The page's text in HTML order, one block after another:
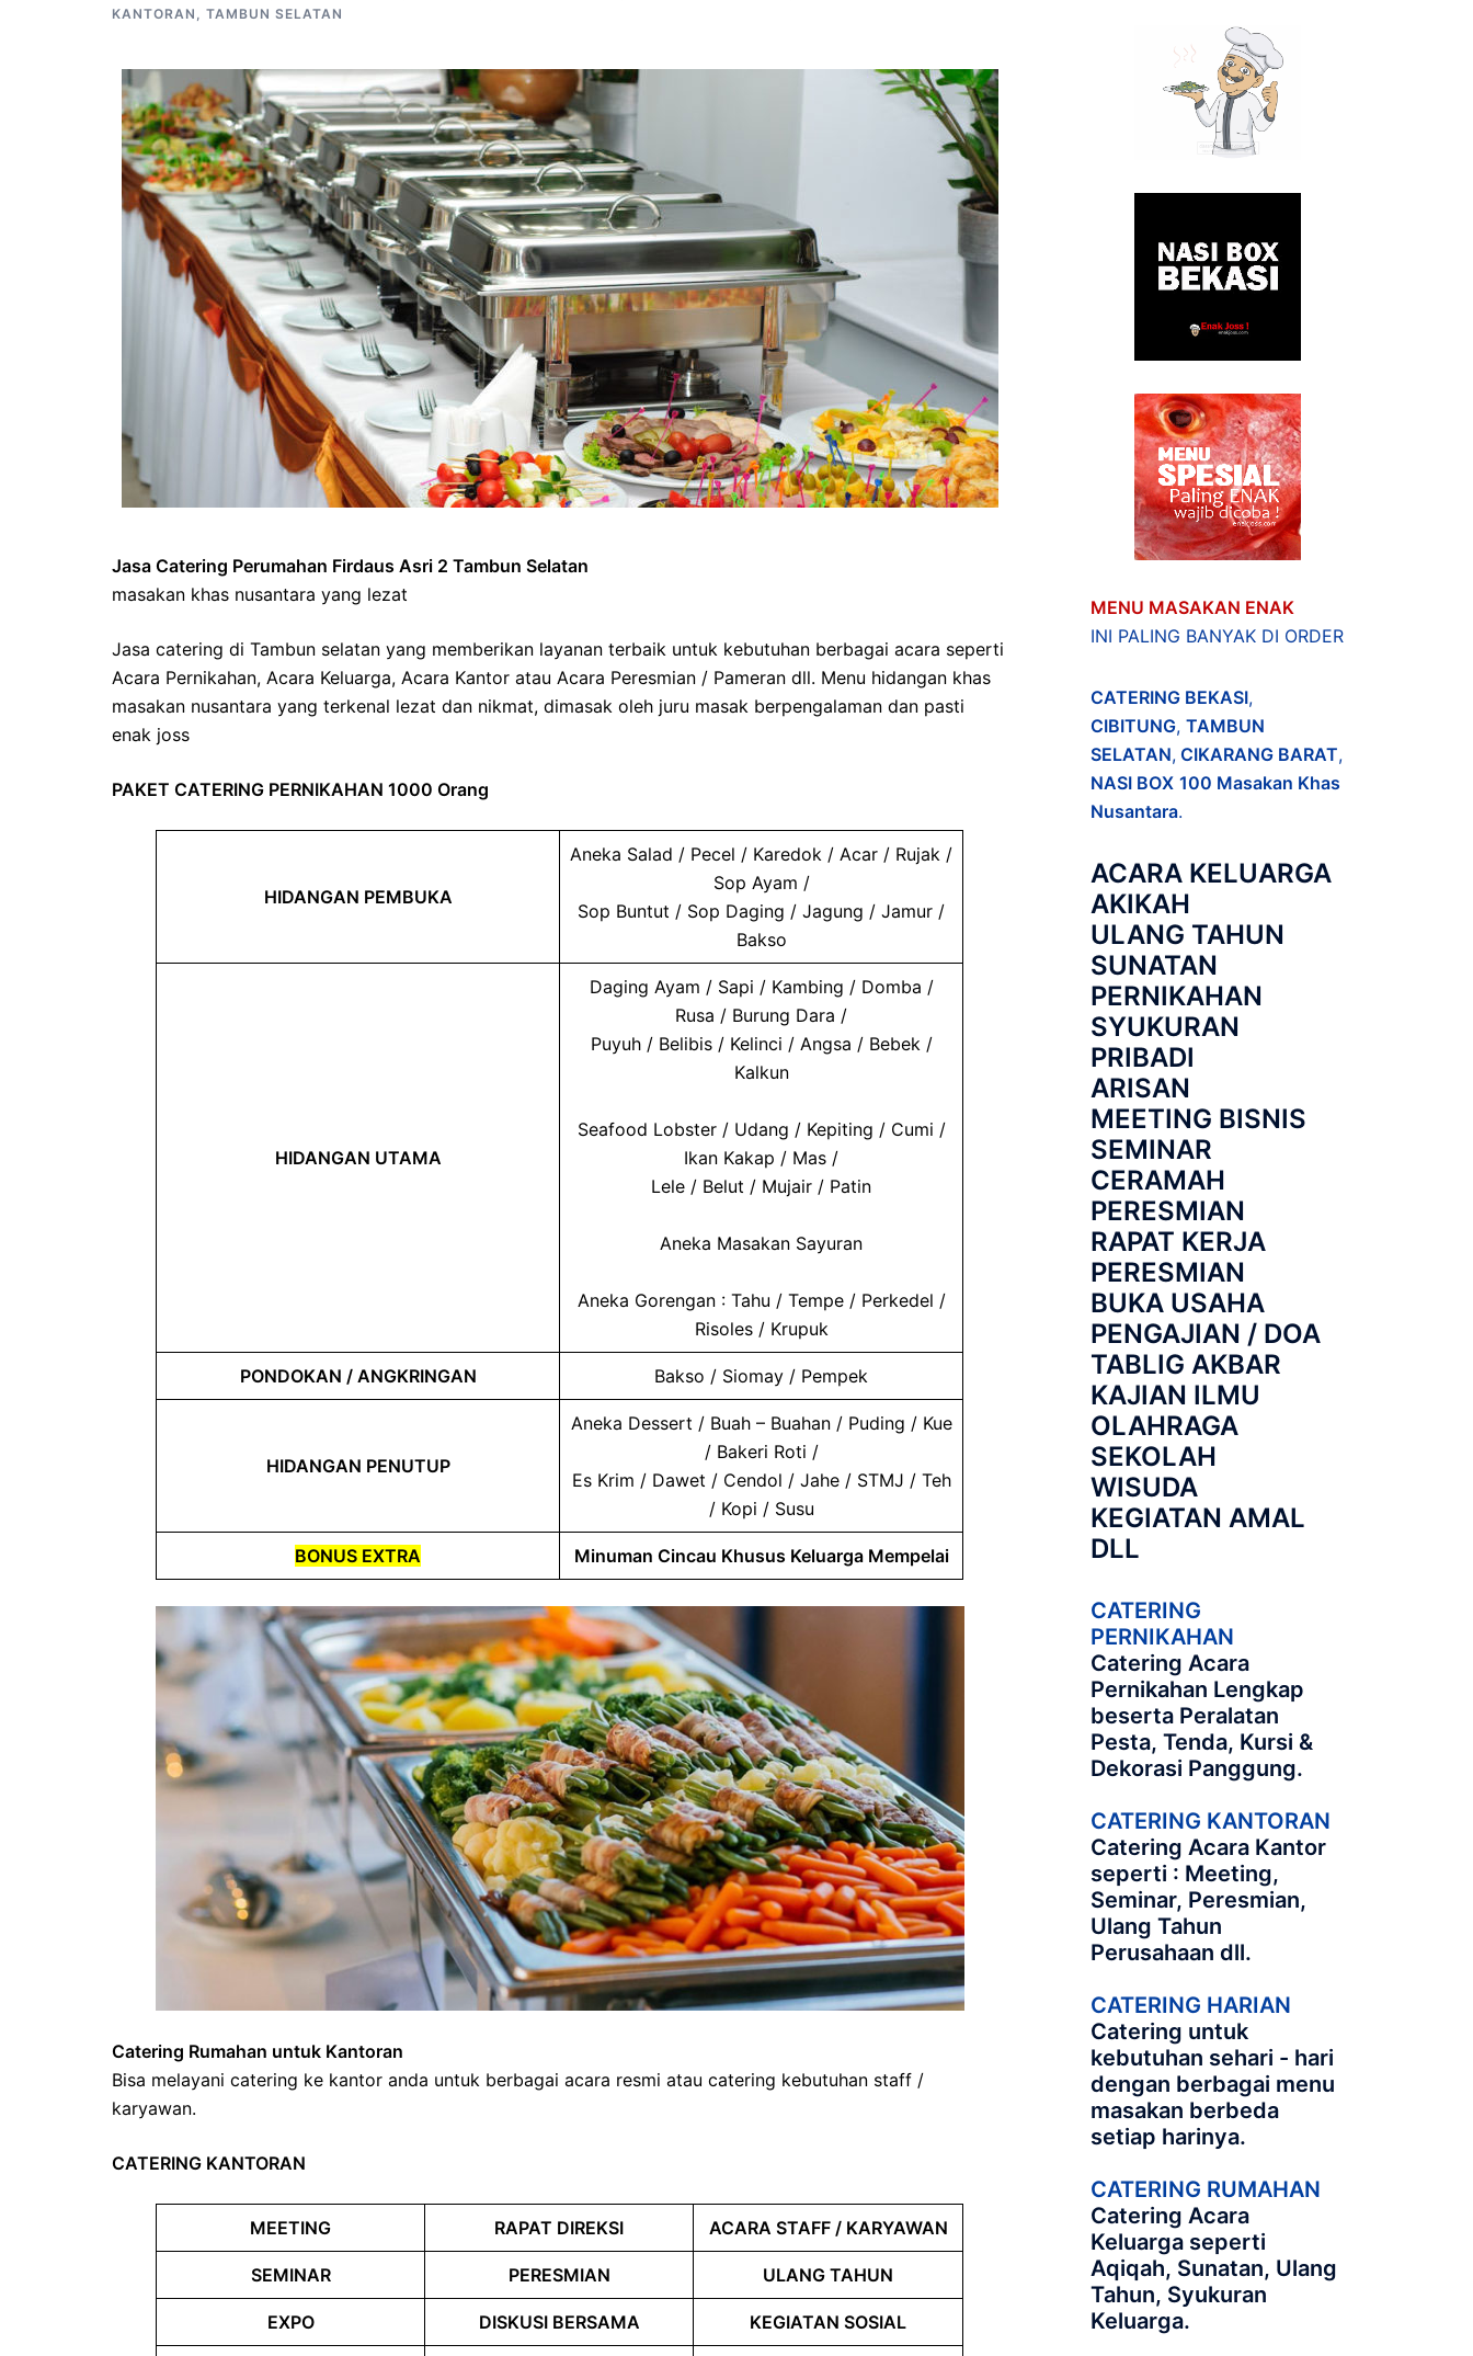
KANTORAN
TAMBUN SELATAN
Jasa Catering Perumahan Firdaus Asri 2 Tambun Selatan
masakan khas nusantara yang lezat
Jasa catering di Tambun selatan yang memberikan layanan terbaik untuk kebutuhan berbagai acara seperti
Acara Pernikahan, Acara Keluarga, Acara Kantor atau Acara Peresmian / Pameran dll. Menu hidangan khas
masakan nusantara yang terkenal lezat dan nikmat, dimasak oleh juru masak berpengalaman dan pasti
enak joss
PAKET CATERING PERNIKAHAN 1000 Orang
HIDANGAN PEMBUKA
Aneka Salad / Pecel / Karedok / Acar / Rujak /
Sop Ayam /
Sop Buntut / Sop Daging / Jagung / Jamur /
Bakso
HIDANGAN UTAMA
Daging Ayam / Sapi / Kambing / Domba /
Rusa / Burung Dara /
Puyuh / Belibis / Kelinci / Angsa / Bebek /
Kalkun
Seafood Lobster / Udang / Kepiting / Cumi /
Ikan Kakap / Mas /
Lele / Belut / Mujair / Patin
Aneka Masakan Sayuran
Aneka Gorengan : Tahu / Tempe / Perkedel /
Risoles / Krupuk
PONDOKAN / ANGKRINGAN Bakso / Siomay / Pempek
HIDANGAN PENUTUP
Aneka Dessert / Buah – Buahan / Puding / Kue
/ Bakeri Roti /
Es Krim / Dawet / Cendol / Jahe / STMJ / Teh
/ Kopi / Susu
BONUS EXTRA Minuman Cincau Khusus Keluarga Mempelai
Catering Rumahan untuk Kantoran
Bisa melayani catering ke kantor anda untuk berbagai acara resmi atau catering kebutuhan staff /
karyawan.
CATERING KANTORAN
MEETING RAPAT DIREKSI ACARA STAFF / KARYAWAN
SEMINAR PERESMIAN ULANG TAHUN
EXPO DISKUSI BERSAMA KEGIATAN SOSIAL
MENU MASAKAN ENAK
INI PALING BANYAK DI ORDER
CATERING BEKASI,
CIBITUNG, TAMBUN
SELATAN,CIKARANG BARAT,
NASI BOX 100 Masakan Khas
Nusantara.
ACARA KELUARGA
AKIKAH
ULANG TAHUN
SUNATAN
PERNIKAHAN
SYUKURAN
PRIBADI
ARISAN
MEETING BISNIS
SEMINAR
CERAMAH
PERESMIAN
RAPAT KERJA
PERESMIAN
BUKA USAHA
PENGAJIAN / DOA
TABLIG AKBAR
KAJIAN ILMU
OLAHRAGA
SEKOLAH
WISUDA
KEGIATAN AMAL
DLL
CATERING
PERNIKAHAN
Catering Acara
Pernikahan Lengkap
beserta Peralatan
Pesta, Tenda, Kursi &
Dekorasi Panggung.
CATERING KANTORAN
Catering Acara Kantor
seperti : Meeting,
Seminar, Peresmian,
Ulang Tahun
Perusahaan dll.
CATERING HARIAN
Catering untuk
kebutuhan sehari - hari
dengan berbagai menu
masakan berbeda
setiap harinya.
CATERING RUMAHAN
Catering Acara
Keluarga seperti
Aqiqah, Sunatan, Ulang
Tahun, Syukuran
Keluarga.